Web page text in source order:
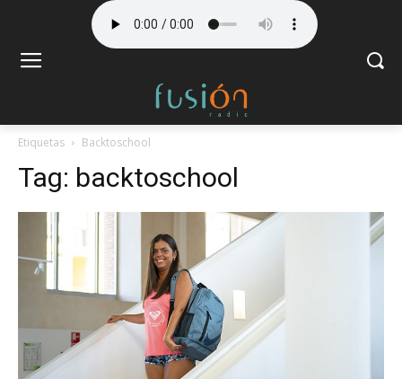
Etiquetas Backtoschool
Tag: backtoschool